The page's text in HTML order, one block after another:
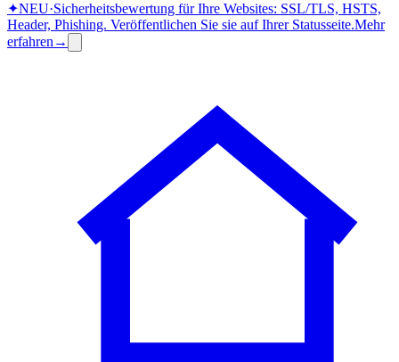
✦NEU·Sicherheitsbewertung für Ihre Websites: SSL/TLS, HSTS,
Header, Phishing. Veröffentlichen Sie sie auf Ihrer Statusseite.Mehr
erfahren →